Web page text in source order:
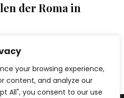
your browsing experience,
content, and analyze our
All", you consent to our use
der Roma in